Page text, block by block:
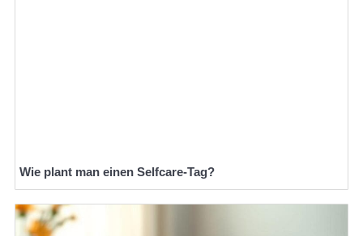
Wie plant man einen Selfcare-Tag?